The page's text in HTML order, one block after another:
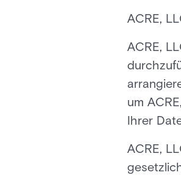
ACRE,
ACRE,
um
Ihrer
ACRE,